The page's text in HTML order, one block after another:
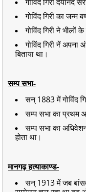
गोविंद गिरी का जन्म
गोविंद गिरी ने भीलों
गोविंद गिरी नें
बिताया था।
सम्प सभा-
सन् 1883 में गोविंद
सम्प सभा का प्रथम
सम्प सभा का
होता था।
मानगढ़ हत्याकाण्ड-
सन् 1913 में जब